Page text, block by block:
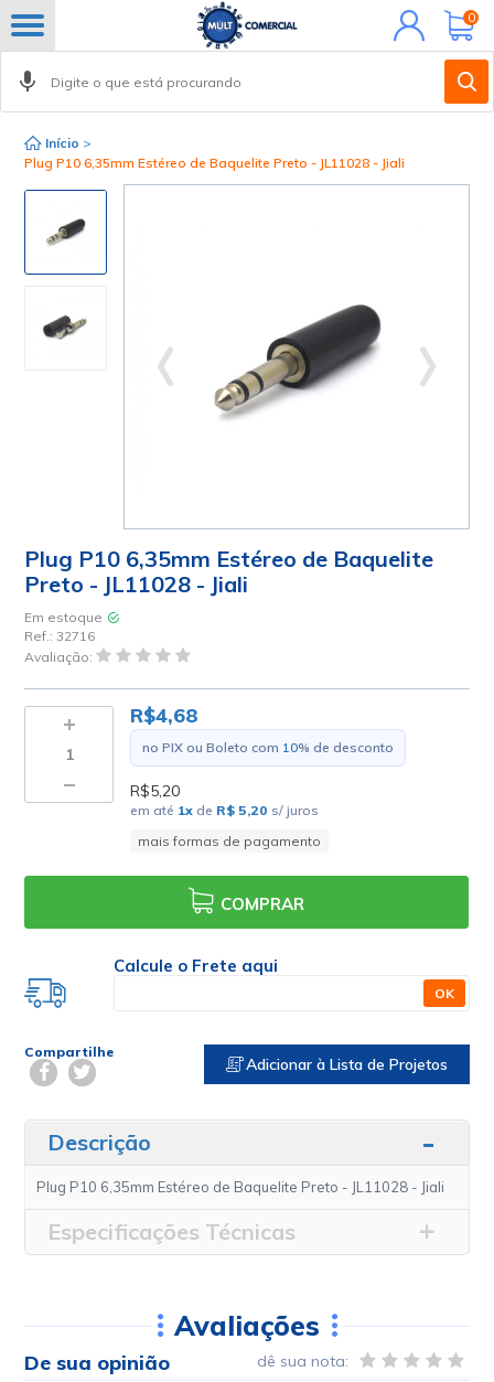
Minha
conta
0
Início >
Plug P10 6,35mm Estéreo de Baquelite Preto - JL11028 - Jiali
Plug P10 6,35mm Estéreo de Baquelite
Preto - JL11028 - Jiali
Em estoque
Ref.:32716
Avaliação:
R$4,68
no PIX ou Boleto com 10% de desconto
R$5,20
em até 1x de R$ 5,20 s/ juros
mais formas de pagamento
COMPRAR
Calcule o Frete aqui
OK
Compartilhe
Adicionar à Lista de Projetos
Descrição
Plug P10 6,35mm Estéreo de Baquelite Preto - JL11028 - Jiali
Especificações Técnicas
Avaliações
De sua opinião dê sua nota: